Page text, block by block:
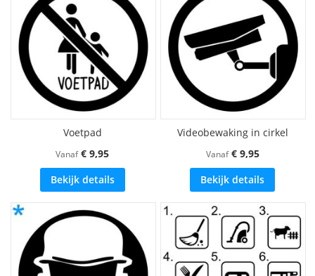
Voetpad
Vanaf € 9,95
Bekijk details
Videobewaking in cirkel
Vanaf € 9,95
Bekijk details